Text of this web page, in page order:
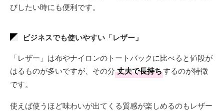
びしたい時にも便利です。
ビジネスでも使いやすい「レザー」
「レザー」は布やナイロンのトートバックに比べると値段が
はるものが多いですが、その分 丈夫で長持ちするのが特徴
です。
使えば使うほど味わいが出てくる質感が楽しめるのもレザー